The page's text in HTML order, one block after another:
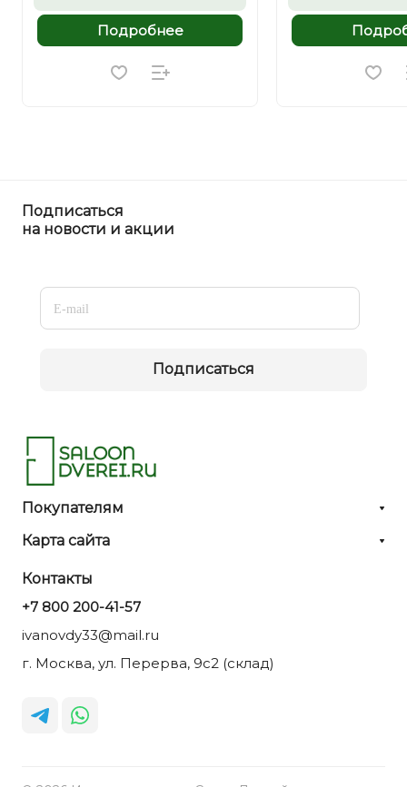
Подробнее
Подписаться
на новости и акции
Подписаться
Покупателям
Карта сайта
Контакты
+7 800 200-41-57
ivanovdy33@mail.ru
г. Москва, ул. Перерва, 9с2 (склад)